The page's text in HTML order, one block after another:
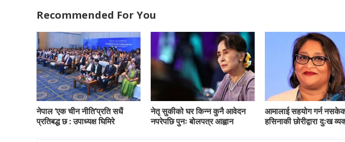
Recommended For You
नेपाल ‘एक चीन नीति’प्रति सधैं
प्रतिबद्ध छ : उपाध्यक्ष घिमिरे
नेतृ सुकीको घर किन्न कुनै आवेदन
नपरेपछि पुनः बोलपत्र आह्वान
आमालाई सहयोग गर्न
हसिनाकी छोरीद्वारा दुःख